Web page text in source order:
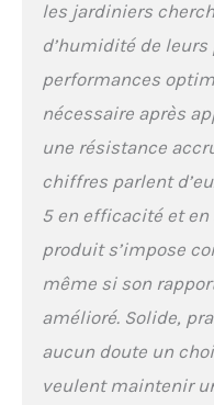
les jardiniers
d’humidité de leurs
performances
nécessaire après
une résistance
chiffres parlent
5 en efficacité et
produit s’impose
même si son
amélioré. Solide,
aucun doute un
veulent maintenir